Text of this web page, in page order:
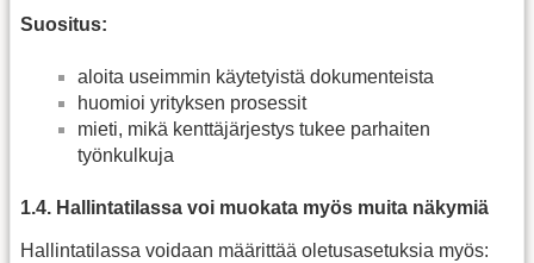
Suositus:
aloita useimmin käytetyistä dokumenteista
huomioi yrityksen prosessit
mieti, mikä kenttäjärjestys tukee parhaiten
työnkulkuja
1.4. Hallintatilassa voi muokata myös muita näkymiä
Hallintatilassa voidaan määrittää oletusasetuksia myös: